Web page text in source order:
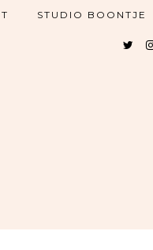
STUDIO BOONTJE